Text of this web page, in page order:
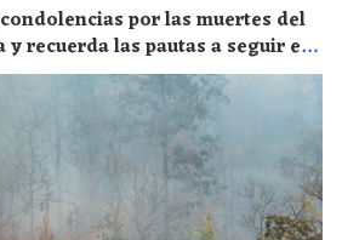
por las muertes del
recuerda las pautas a seguir en
cerca de un fuego